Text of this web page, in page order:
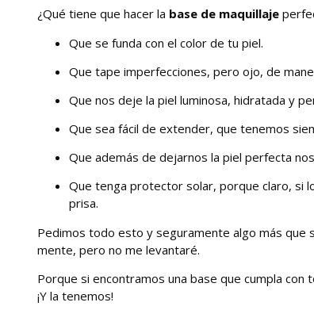
¿Qué tiene que hacer la base de maquillaje
Que se funda con el color de tu piel.
Que tape imperfecciones, pero ojo, de
Que nos deje la piel luminosa, hidratada y
Que sea fácil de extender, que tenemos
Que además de dejarnos la piel perfecta
Que tenga protector solar, porque claro, si
prisa.
Pedimos todo esto y seguramente algo más que
mente, pero no me levantaré.
Porque si encontramos una base que cumpla
¡Y la tenemos!